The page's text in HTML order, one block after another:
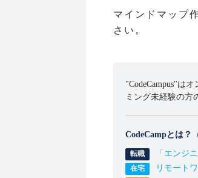
マインドマップ
さい。
"CodeCampus"は
ミング未経験の方
CodeCampとは？
「エンジ
リモート